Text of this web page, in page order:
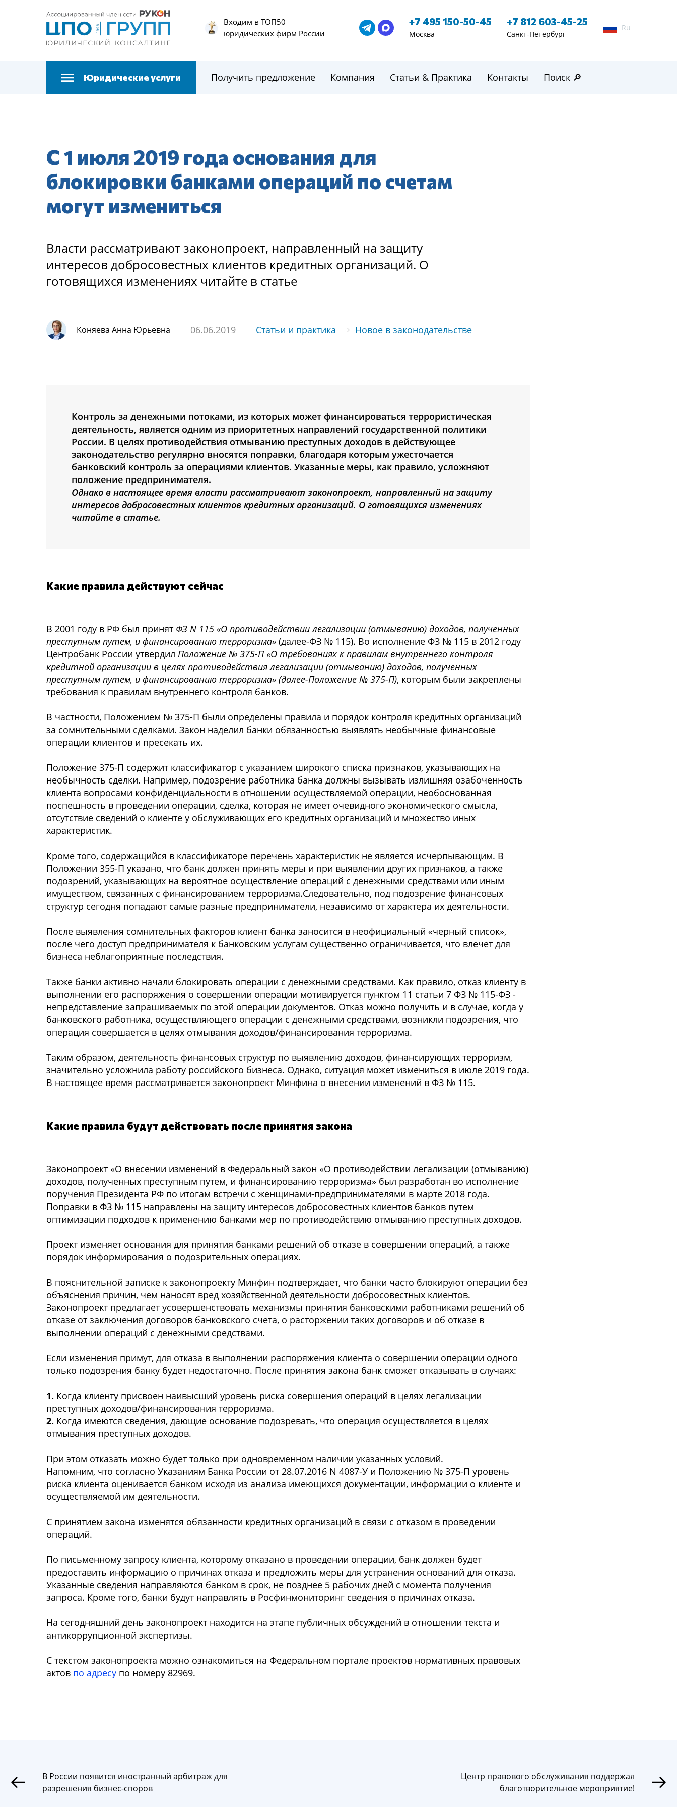
Входим в ТОП50
юридических фирм России
+7 495 150-50-45
Москва
+7 812 603-45-25
Санкт-Петербург
Ru
Юридические услуги Получить предложение Компания Статьи & Практика Контакты Поиск 🔎
С 1 июля 2019 года основания для
блокировки банками операций по счетам
могут измениться
Власти рассматривают законопроект, направленный на защиту
интересов добросовестных клиентов кредитных организаций. О
готовящихся изменениях читайте в статье
Коняева Анна Юрьевна 06.06.2019 Статьи и практика Новое в законодательстве
Контроль за денежными потоками, из которых может финансироваться террористическая
деятельность, является одним из приоритетных направлений государственной политики
России. В целях противодействия отмыванию преступных доходов в действующее
законодательство регулярно вносятся поправки, благодаря которым ужесточается
банковский контроль за операциями клиентов. Указанные меры, как правило, усложняют
положение предпринимателя.
Однако в настоящее время власти рассматривают законопроект, направленный на защиту
интересов добросовестных клиентов кредитных организаций. О готовящихся изменениях
читайте в статье.
Какие правила действуют сейчас
В 2001 году в РФ был принят ФЗ N 115 «О противодействии легализации (отмыванию) доходов, полученных
преступным путем, и финансированию терроризма» (далее-ФЗ № 115). Во исполнение ФЗ № 115 в 2012 году
Центробанк России утвердил Положение № 375-П «О требованиях к правилам внутреннего контроля
кредитной организации в целях противодействия легализации (отмыванию) доходов, полученных
преступным путем, и финансированию терроризма» (далее-Положение № 375-П), которым были закреплены
требования к правилам внутреннего контроля банков.
В частности, Положением № 375-П были определены правила и порядок контроля кредитных организаций
за сомнительными сделками. Закон наделил банки обязанностью выявлять необычные финансовые
операции клиентов и пресекать их.
Положение 375-П содержит классификатор с указанием широкого списка признаков, указывающих на
необычность сделки. Например, подозрение работника банка должны вызывать излишняя озабоченность
клиента вопросами конфиденциальности в отношении осуществляемой операции, необоснованная
поспешность в проведении операции, сделка, которая не имеет очевидного экономического смысла,
отсутствие сведений о клиенте у обслуживающих его кредитных организаций и множество иных
характеристик.
Кроме того, содержащийся в классификаторе перечень характеристик не является исчерпывающим. В
Положении 355-П указано, что банк должен принять меры и при выявлении других признаков, а также
подозрений, указывающих на вероятное осуществление операций с денежными средствами или иным
имуществом, связанных с финансированием терроризма.Следовательно, под подозрение финансовых
структур сегодня попадают самые разные предприниматели, независимо от характера их деятельности.
После выявления сомнительных факторов клиент банка заносится в неофициальный «черный список»,
после чего доступ предпринимателя к банковским услугам существенно ограничивается, что влечет для
бизнеса неблагоприятные последствия.
Также банки активно начали блокировать операции с денежными средствами. Как правило, отказ клиенту в
выполнении его распоряжения о совершении операции мотивируется пунктом 11 статьи 7 ФЗ № 115-ФЗ -
непредставление запрашиваемых по этой операции документов. Отказ можно получить и в случае, когда у
банковского работника, осуществляющего операции с денежными средствами, возникли подозрения, что
операция совершается в целях отмывания доходов/финансирования терроризма.
Таким образом, деятельность финансовых структур по выявлению доходов, финансирующих терроризм,
значительно усложнила работу российского бизнеса. Однако, ситуация может измениться в июле 2019 года.
В настоящее время рассматривается законопроект Минфина о внесении изменений в ФЗ № 115.
Какие правила будут действовать после принятия закона
Законопроект «О внесении изменений в Федеральный закон «О противодействии легализации (отмыванию)
доходов, полученных преступным путем, и финансированию терроризма» был разработан во исполнение
поручения Президента РФ по итогам встречи с женщинами-предпринимателями в марте 2018 года.
Поправки в ФЗ № 115 направлены на защиту интересов добросовестных клиентов банков путем
оптимизации подходов к применению банками мер по противодействию отмыванию преступных доходов.
Проект изменяет основания для принятия банками решений об отказе в совершении операций, а также
порядок информирования о подозрительных операциях.
В пояснительной записке к законопроекту Минфин подтверждает, что банки часто блокируют операции без
объяснения причин, чем наносят вред хозяйственной деятельности добросовестных клиентов.
Законопроект предлагает усовершенствовать механизмы принятия банковскими работниками решений об
отказе от заключения договоров банковского счета, о расторжении таких договоров и об отказе в
выполнении операций с денежными средствами.
Если изменения примут, для отказа в выполнении распоряжения клиента о совершении операции одного
только подозрения банку будет недостаточно. После принятия закона банк сможет отказывать в случаях:
1. Когда клиенту присвоен наивысший уровень риска совершения операций в целях легализации
преступных доходов/финансирования терроризма.
2. Когда имеются сведения, дающие основание подозревать, что операция осуществляется в целях
отмывания преступных доходов.
При этом отказать можно будет только при одновременном наличии указанных условий.
Напомним, что согласно Указаниям Банка России от 28.07.2016 N 4087-У и Положению № 375-П уровень
риска клиента оценивается банком исходя из анализа имеющихся документации, информации о клиенте и
осуществляемой им деятельности.
С принятием закона изменятся обязанности кредитных организаций в связи с отказом в проведении
операций.
По письменному запросу клиента, которому отказано в проведении операции, банк должен будет
предоставить информацию о причинах отказа и предложить меры для устранения оснований для отказа.
Указанные сведения направляются банком в срок, не позднее 5 рабочих дней с момента получения
запроса. Кроме того, банки будут направлять в Росфинмониторинг сведения о причинах отказа.
На сегодняшний день законопроект находится на этапе публичных обсуждений в отношении текста и
антикоррупционной экспертизы.
С текстом законопроекта можно ознакомиться на Федеральном портале проектов нормативных правовых
актов по адресу по номеру 82969.
В России появится иностранный арбитраж для
разрешения бизнес-споров
Центр правового обслуживания поддержал
благотворительное мероприятие!